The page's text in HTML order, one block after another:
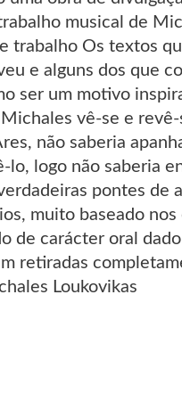
musical de
trabalho Os textos
e alguns dos que
ser um motivo
vê-se e
não saberia
lo, logo não saberia
pontes de
muito baseado
de carácter oral
retiradas
Loukovikas